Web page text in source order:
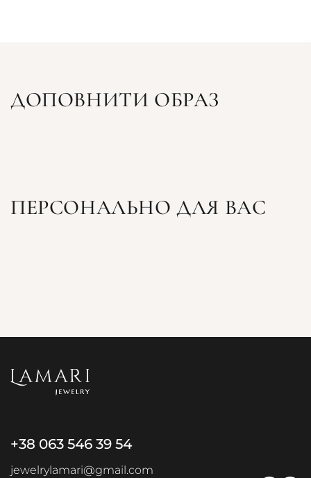
ДОПОВНИТИ ОБРАЗ
ПЕРСОНАЛЬНО ДЛЯ ВАС
+38 063 546 39 54
jewelrylamari@gmail.com